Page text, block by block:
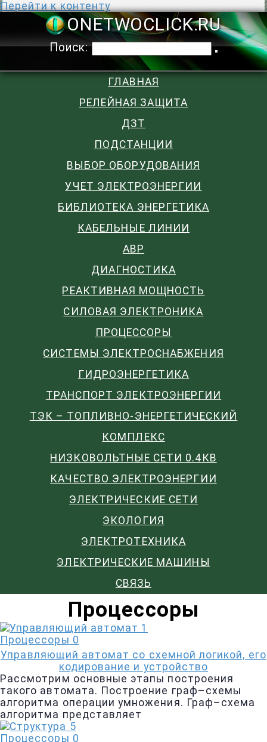
Перейти к контенту
Поиск:
ГЛАВНАЯ
РЕЛЕЙНАЯ ЗАЩИТА
ДЗТ
ПОДСТАНЦИИ
ВЫБОР ОБОРУДОВАНИЯ
УЧЕТ ЭЛЕКТРОЭНЕРГИИ
БИБЛИОТЕКА ЭНЕРГЕТИКА
КАБЕЛЬНЫЕ ЛИНИИ
АВР
ДИАГНОСТИКА
РЕАКТИВНАЯ МОЩНОСТЬ
СИЛОВАЯ ЭЛЕКТРОНИКА
ПРОЦЕССОРЫ
СИСТЕМЫ ЭЛЕКТРОСНАБЖЕНИЯ
ГИДРОЭНЕРГЕТИКА
ТРАНСПОРТ ЭЛЕКТРОЭНЕРГИИ
ТЭК – ТОПЛИВНО-ЭНЕРГЕТИЧЕСКИЙ
КОМПЛЕКС
НИЗКОВОЛЬТНЫЕ СЕТИ 0.4КВ
КАЧЕСТВО ЭЛЕКТРОЭНЕРГИИ
ЭЛЕКТРИЧЕСКИЕ СЕТИ
ЭКОЛОГИЯ
ЭЛЕКТРОТЕХНИКА
ЭЛЕКТРИЧЕСКИЕ МАШИНЫ
СВЯЗЬ
Процессоры
Процессоры 0
Управляющий автомат со схемной логикой, его
кодирование и устройство
Рассмотрим основные этапы построения
такого автомата. Построение граф–схемы
алгоритма операции умножения. Граф–схема
алгоритма представляет
Процессоры 0